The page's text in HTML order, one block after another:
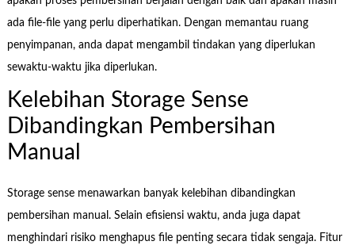
ada file-file yang perlu diperhatikan. Dengan memantau ruang
penyimpanan, anda dapat mengambil tindakan yang diperlukan
sewaktu-waktu jika diperlukan.
Kelebihan Storage Sense
Dibandingkan Pembersihan
Manual
Storage sense menawarkan banyak kelebihan dibandingkan
pembersihan manual. Selain efisiensi waktu, anda juga dapat
menghindari risiko menghapus file penting secara tidak sengaja. Fitur